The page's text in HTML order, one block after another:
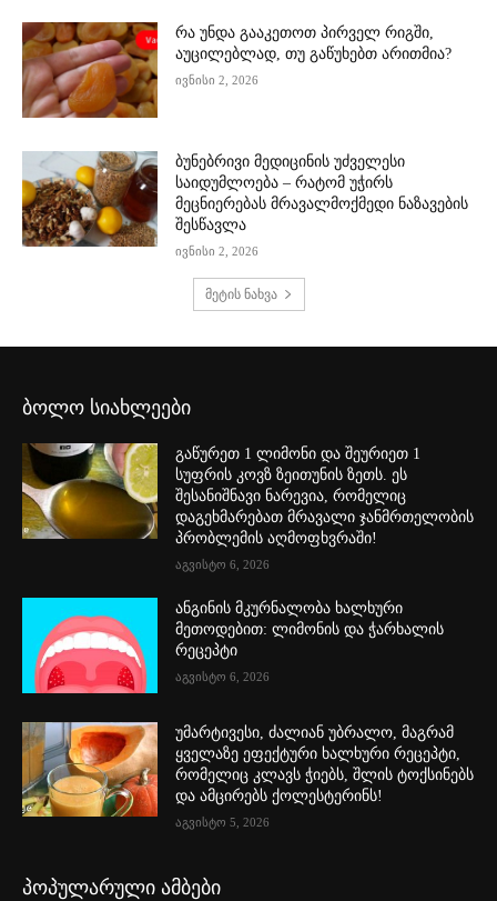
რა უნდა გააკეთოთ პირველ რიგში,
აუცილებლად, თუ გაწუხებთ არითმია?
ივნისი 2, 2026
ბუნებრივი მედიცინის უძველესი
საიდუმლოება – რატომ უჭირს
მეცნიერებას მრავალმოქმედი ნაზავების
შესწავლა
ივნისი 2, 2026
მეტის ნახვა
ბოლო სიახლეები
გაწურეთ 1 ლიმონი და შეურიეთ 1
სუფრის კოვზ ზეითუნის ზეთს. ეს
შესანიშნავი ნარევია, რომელიც
დაგეხმარებათ მრავალი ჯანმრთელობის
პრობლემის აღმოფხვრაში!
აგვისტო 6, 2026
ანგინის მკურნალობა ხალხური
მეთოდებით: ლიმონის და ჭარხალის
რეცეპტი
აგვისტო 6, 2026
უმარტივესი, ძალიან უბრალო, მაგრამ
ყველაზე ეფექტური ხალხური რეცეპტი,
რომელიც კლავს ჭიებს, შლის ტოქსინებს
და ამცირებს ქოლესტერინს!
აგვისტო 5, 2026
პოპულარული ამბები